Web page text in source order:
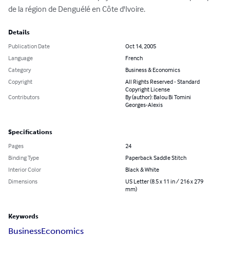
de la région de Denguélé en Côte d'Ivoire.
Details
Publication Date
Oct 14, 2005
Language
French
Category
Business & Economics
Copyright
All Rights Reserved - Standard
Copyright License
Contributors
By (author): Balou Bi Tomini
Georges-Alexis
Specifications
Pages
24
Binding Type
Paperback Saddle Stitch
Interior Color
Black & White
Dimensions
US Letter (8.5 x 11 in / 216 x 279
mm)
Keywords
BusinessEconomics